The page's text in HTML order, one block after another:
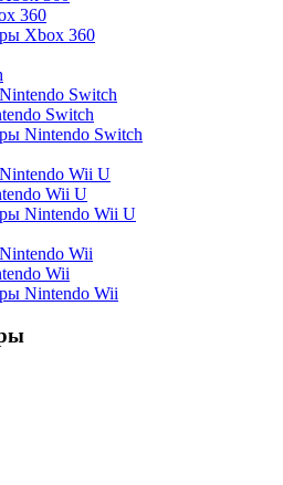
360
Xbox 360
Switch
Switch
Nintendo Switch
Wii U
Wii U
Nintendo Wii U
Wii
Wii
Nintendo Wii